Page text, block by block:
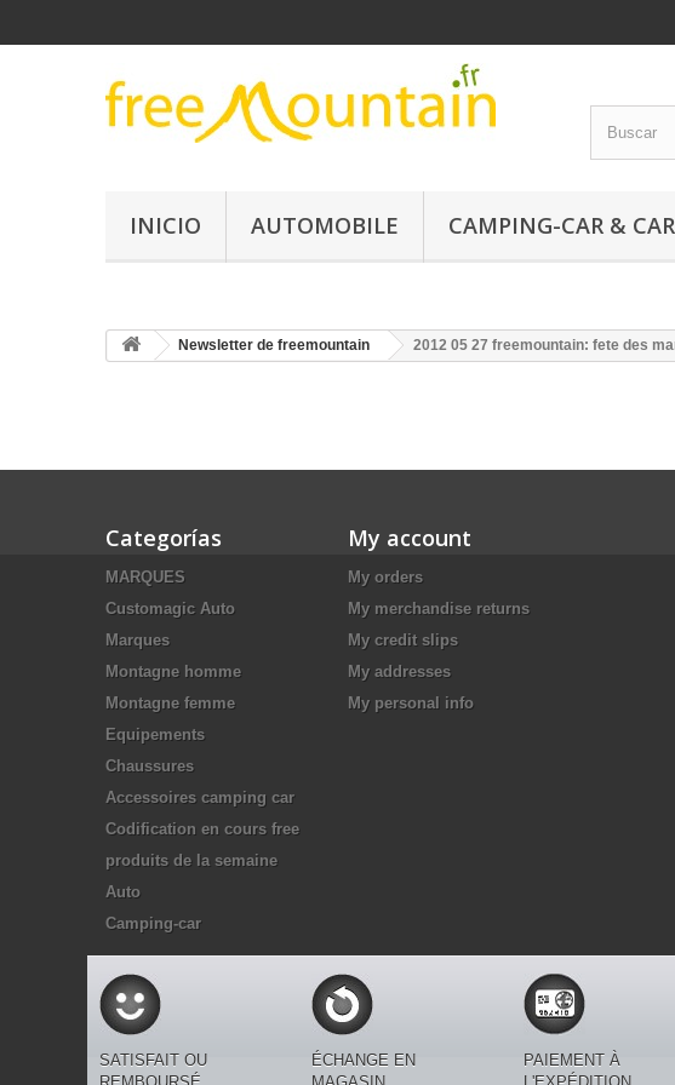
INICIO AUTOMOBILE CAMPING-CAR &
Newsletter de freemountain 2012 05 27 freemountain: fete des
Categorías
MARQUES
Customagic Auto
Marques
Montagne homme
Montagne femme
Equipements
Chaussures
Accessoires camping car
Codification en cours free
produits de la semaine
Auto
Camping-car
My account
My orders
My merchandise returns
My credit slips
My addresses
My personal info
SATISFAIT OU
ÉCHANGE EN
PAIEMENT À